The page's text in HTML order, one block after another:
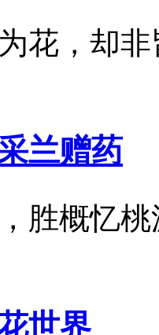
花，却
兰赠药
胜概忆桃
世界